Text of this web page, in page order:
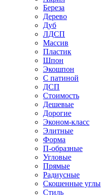
Береза
Дерево
Дуб
ЛДСП
Массив
Пластик
Шпон
Экошпон
С патиной
ДСП
Стоимость
Дешевые
Дорогие
Эконом-класс
Элитные
Форма
П-образные
Угловые
Прямые
Радиусные
Скошенные углы
Стиль